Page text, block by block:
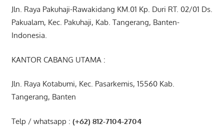
Jln. Raya Pakuhaji-Rawakidang KM.01 Kp. Duri RT. 02/01 Ds.
Pakualam, Kec. Pakuhaji, Kab. Tangerang, Banten-
Indonesia.
KANTOR CABANG UTAMA :
Jln. Raya Kotabumi, Kec. Pasarkemis, 15560 Kab.
Tangerang, Banten
Telp / whatsapp : (+62) 812-7104-2704